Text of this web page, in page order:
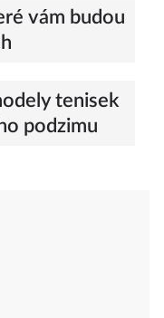
vám budou
tenisek
podzimu